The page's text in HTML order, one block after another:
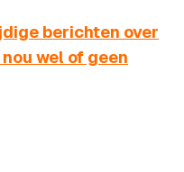
berichten over
wel of geen